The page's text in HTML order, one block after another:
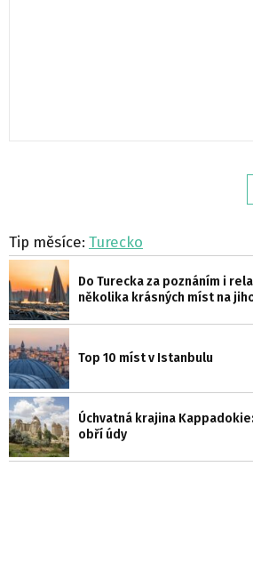
Tip měsíce: Turecko
Do Turecka za poznáním i
několika krásných míst na
Top 10 míst v Istanbulu
Úchvatná krajina
obří údy